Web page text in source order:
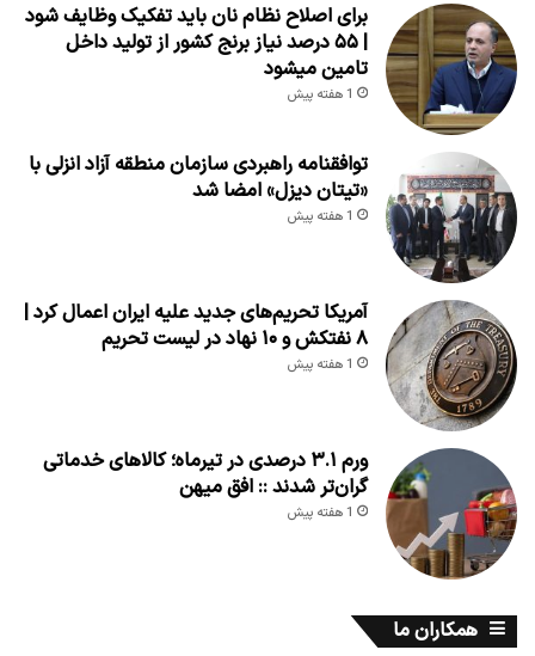
برای اصلاح نظام نان باید تفکیک وظایف شود
| ۵۵ درصد نیاز برنج کشور از تولید داخل
تامین میشود
1 هفته پیش
توافقنامه راهبردی سازمان منطقه آزاد انزلی با
«تیتان دیزل» امضا شد
1 هفته پیش
آمریکا تحریم‌های جدید علیه ایران اعمال کرد |
۸ نفتکش و ۱۰ نهاد در لیست تحریم
1 هفته پیش
ورم ۳.۱ درصدی در تیرماه؛ کالاهای خدماتی
گران‌تر شدند :: افق میهن
1 هفته پیش
همکاران ما